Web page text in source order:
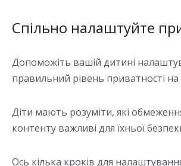
Спільно налаштуйте
Допоможіть вашій дитині
правильний рівень приватності на
Діти мають розуміти, які
контенту важливі для їхньої
Ось кілька кроків для